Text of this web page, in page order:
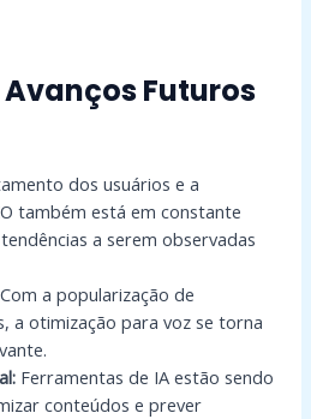
Futuros
dos usuários e a
também está em constante
a serem observadas
Com a popularização de
a otimização para voz se torna
Ferramentas de IA estão sendo
conteúdos e prever